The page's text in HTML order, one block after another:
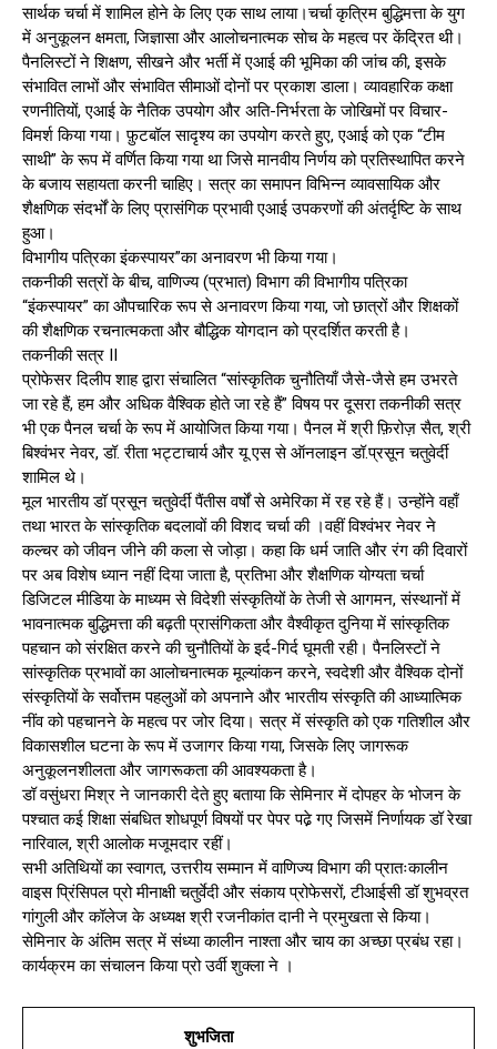
सार्थक चर्चा में शामिल होने के लिए एक साथ लाया।चर्चा कृत्रिम बुद्धिमत्ता के युग
में अनुकूलन क्षमता, जिज्ञासा और आलोचनात्मक सोच के महत्व पर केंद्रित थी।
पैनलिस्टों ने शिक्षण, सीखने और भर्ती में एआई की भूमिका की जांच की, इसके
संभावित लाभों और संभावित सीमाओं दोनों पर प्रकाश डाला। व्यावहारिक कक्षा
रणनीतियों, एआई के नैतिक उपयोग और अति-निर्भरता के जोखिमों पर विचार-
विमर्श किया गया। फ़ुटबॉल सादृश्य का उपयोग करते हुए, एआई को एक “टीम
साथी” के रूप में वर्णित किया गया था जिसे मानवीय निर्णय को प्रतिस्थापित करने
के बजाय सहायता करनी चाहिए। सत्र का समापन विभिन्न व्यावसायिक और
शैक्षणिक संदर्भों के लिए प्रासंगिक प्रभावी एआई उपकरणों की अंतर्दृष्टि के साथ
हुआ।
विभागीय पत्रिका इंकस्पायर”का अनावरण भी किया गया।
तकनीकी सत्रों के बीच, वाणिज्य (प्रभात) विभाग की विभागीय पत्रिका
“इंकस्पायर” का औपचारिक रूप से अनावरण किया गया, जो छात्रों और शिक्षकों
की शैक्षणिक रचनात्मकता और बौद्धिक योगदान को प्रदर्शित करती है।
तकनीकी सत्र II
प्रोफेसर दिलीप शाह द्वारा संचालित “सांस्कृतिक चुनौतियाँ जैसे-जैसे हम उभरते
जा रहे हैं, हम और अधिक वैश्विक होते जा रहे हैं” विषय पर दूसरा तकनीकी सत्र
भी एक पैनल चर्चा के रूप में आयोजित किया गया। पैनल में श्री फ़िरोज़ सैत, श्री
बिश्वंभर नेवर, डॉ. रीता भट्टाचार्य और यू एस से ऑनलाइन डॉ.प्रसून चतुवेर्दी
शामिल थे।
मूल भारतीय डॉ प्रसून चतुवेर्दी पैंतीस वर्षों से अमेरिका में रह रहे हैं। उन्होंने वहाँ
तथा भारत के सांस्कृतिक बदलावों की विशद चर्चा की ।वहीं विश्वंभर नेवर ने
कल्चर को जीवन जीने की कला से जोड़ा। कहा कि धर्म जाति और रंग की दिवारों
पर अब विशेष ध्यान नहीं दिया जाता है, प्रतिभा और शैक्षणिक योग्यता चर्चा
डिजिटल मीडिया के माध्यम से विदेशी संस्कृतियों के तेजी से आगमन, संस्थानों में
भावनात्मक बुद्धिमत्ता की बढ़ती प्रासंगिकता और वैश्वीकृत दुनिया में सांस्कृतिक
पहचान को संरक्षित करने की चुनौतियों के इर्द-गिर्द घूमती रही। पैनलिस्टों ने
सांस्कृतिक प्रभावों का आलोचनात्मक मूल्यांकन करने, स्वदेशी और वैश्विक दोनों
संस्कृतियों के सर्वोत्तम पहलुओं को अपनाने और भारतीय संस्कृति की आध्यात्मिक
नींव को पहचानने के महत्व पर जोर दिया। सत्र में संस्कृति को एक गतिशील और
विकासशील घटना के रूप में उजागर किया गया, जिसके लिए जागरूक
अनुकूलनशीलता और जागरूकता की आवश्यकता है।
डॉ वसुंधरा मिश्र ने जानकारी देते हुए बताया कि सेमिनार में दोपहर के भोजन के
पश्चात कई शिक्षा संबधित शोधपूर्ण विषयों पर पेपर पढे़ गए जिसमें निर्णायक डॉ रेखा
नारिवाल, श्री आलोक मजूमदार रहीं।
सभी अतिथियों का स्वागत, उत्तरीय सम्मान में वाणिज्य विभाग की प्रातःकालीन
वाइस प्रिंसिपल प्रो मीनाक्षी चतुर्वेदी और संकाय प्रोफेसरों, टीआईसी डॉ शुभव्रत
गांगुली और कॉलेज के अध्यक्ष श्री रजनीकांत दानी ने प्रमुखता से किया।
सेमिनार के अंतिम सत्र में संध्या कालीन नाश्ता और चाय का अच्छा प्रबंध रहा।
कार्यक्रम का संचालन किया प्रो उर्वी शुक्ला ने ।
शुभजिता